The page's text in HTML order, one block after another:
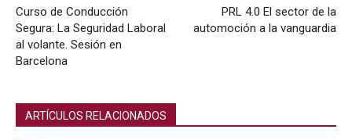
Curso de Conducción
Segura: La Seguridad Laboral
al volante. Sesión en
Barcelona
PRL 4.0 El sector de la
automoción a la vanguardia
ARTÍCULOS RELACIONADOS